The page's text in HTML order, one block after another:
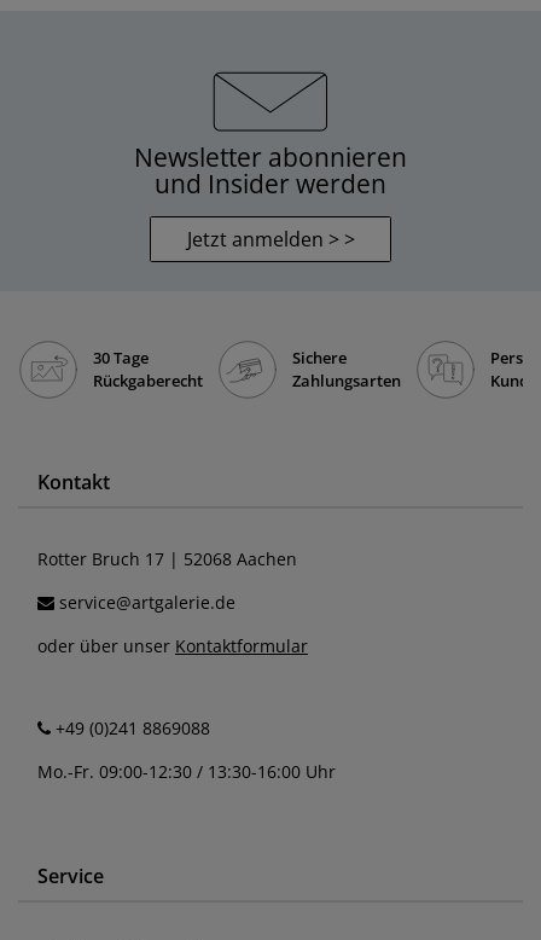
Newsletter abonnieren
und Insider werden
Jetzt anmelden > >
30 Tage
Rückgaberecht
Sichere
Zahlungsarten
Kontakt
Rotter Bruch 17 | 52068 Aachen
service@artgalerie.de
oder über unser Kontaktformular
+49 (0)241 8869088
Mo.-Fr. 09:00-12:30 / 13:30-16:00 Uhr
Service